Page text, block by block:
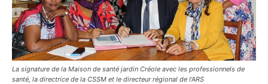
La signature de la Maison de santé jardin Créole avec les professionnels de
santé, la directrice de la CSSM et le directeur régional de l'ARS